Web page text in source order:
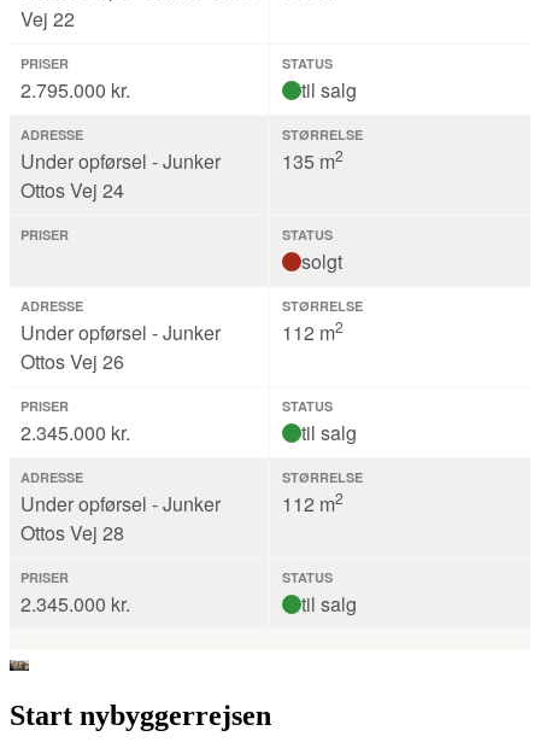
Start nybyggerrejsen